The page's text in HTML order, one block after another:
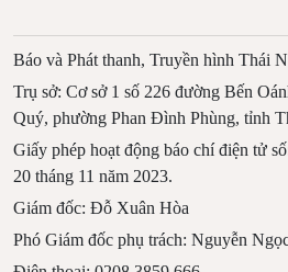
Báo và Phát thanh, Truyền hình Thái
Trụ sở: Cơ sở 1 số 226 đường Bến
Quý, phường Phan Đình Phùng, tỉnh
Giấy phép hoạt động báo chí điện tử
20 tháng 11 năm 2023.
Giám đốc: Đỗ Xuân Hòa
Phó Giám đốc phụ trách: Nguyễn